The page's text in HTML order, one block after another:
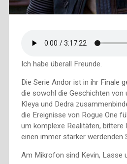
Ich habe überall Freunde.
Die Serie Andor ist in ihr Finale
die sowohl die Geschichten von
Kleya und Dedra
die Ereignisse von Rogue One
um komplexe Realitäten, bittere
einen immer stärker werdenden
Am Mikrofon sind Kevin, Lasse